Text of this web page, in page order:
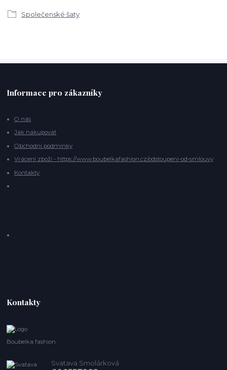
Společenské šaty
Informace pro zákazníky
O nás
Jak nakupovat
Obchodní podmínky
Vrácení zboží - https://www.boubelkafashion.cz/odstoupeni-od-smlouvy
Kontakty
Kontakty
Boubelka fashion
Svatava Smolárková